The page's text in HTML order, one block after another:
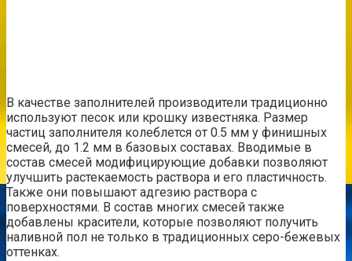
В качестве заполнителей производители традиционно
используют песок или крошку известняка. Размер
частиц заполнителя колеблется от 0.5 мм у финишных
смесей, до 1.2 мм в базовых составах. Вводимые в
состав смесей модифицирующие добавки позволяют
улучшить растекаемость раствора и его пластичность.
Также они повышают адгезию раствора с
поверхностями. В состав многих смесей также
добавлены красители, которые позволяют получить
наливной пол не только в традиционных серо-бежевых
оттенках.